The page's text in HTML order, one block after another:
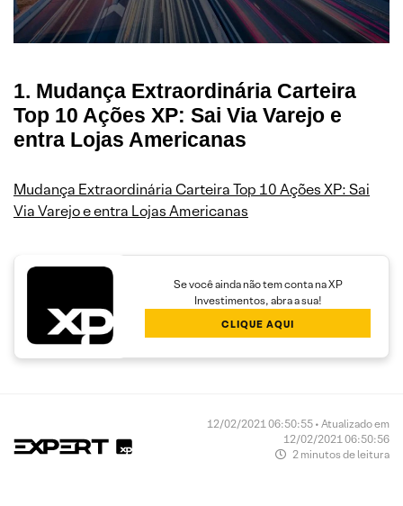
1. Mudança Extraordinária Carteira
Top 10 Ações XP: Sai Via Varejo e
entra Lojas Americanas
Mudança Extraordinária Carteira Top 10 Ações XP: Sai
Via Varejo e entra Lojas Americanas
Se você ainda não tem conta na XP
Investimentos, abra a sua!
CLIQUE AQUI
12/02/2021 06:50:55 • Atualizado em
12/02/2021 06:50:56
2 minutos de leitura